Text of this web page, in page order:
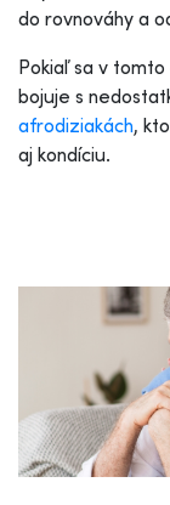
do rovnováhy a
Pokiaľ sa v
bojuje s
afrodiziakách,
aj kondíciu.